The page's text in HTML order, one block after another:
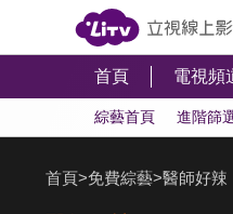
首頁 電視頻
綜藝首頁 進階篩
首頁>免費綜藝>醫師好辣